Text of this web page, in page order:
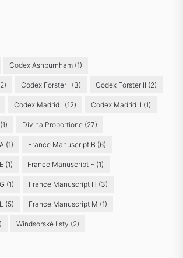
Codex Ashburnham (1)
Codex Forster I (3) Codex Forster II (2)
Codex Madrid I (12) Codex Madrid II (1)
(1) Divina Proportione (27)
(1) France Manuscript B (6)
(1) France Manuscript F (1)
(1) France Manuscript H (3)
(5) France Manuscript M (1)
Windsorské listy (2)